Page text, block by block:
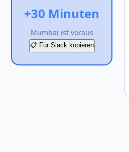
+30 Minuten
Mumbai ist voraus
📋 Für Slack kopieren